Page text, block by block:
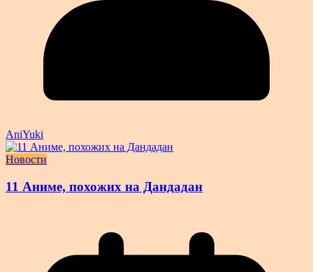
AniYuki
Новости
11 Аниме, похожих на Дандадан